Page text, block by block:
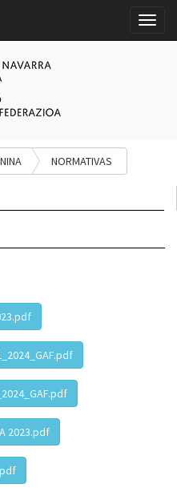
NORMATIVAS
2023.pdf